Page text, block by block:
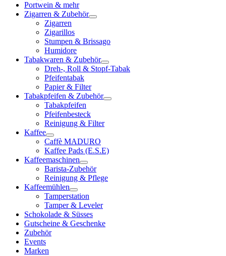
Portwein & mehr
Zigarren & Zubehör
Zigarren
Zigarillos
Stumpen & Brissago
Humidore
Tabakwaren & Zubehör
Dreh-, Roll & Stopf-Tabak
Pfeifentabak
Papier & Filter
Tabakpfeifen & Zubehör
Tabakpfeifen
Pfeifenbesteck
Reinigung & Filter
Kaffee
Caffè MADURO
Kaffee Pads (E.S.E)
Kaffeemaschinen
Barista-Zubehör
Reinigung & Pflege
Kaffeemühlen
Tamperstation
Tamper & Leveler
Schokolade & Süsses
Gutscheine & Geschenke
Zubehör
Events
Marken